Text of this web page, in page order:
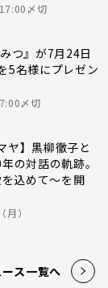
〆切
つ』が7月24日
5名様にプレゼン
〆切
ヤ】黒柳徹子と
の対話の軌跡。
込めて～を開
）
ス一覧へ